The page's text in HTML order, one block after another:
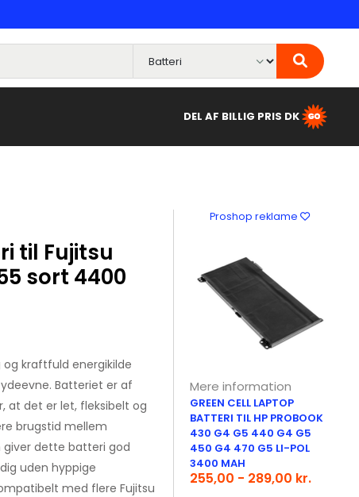
DEL AF BILLIG PRIS DK
til Fujitsu
sort 4400
kraftfuld energikilde
Batteriet er af
at det er let, fleksibelt og
brugstid mellem
giver dette batteri god
uden hyppige
med flere Fujitsu
Proshop reklame
Mere information
GREEN CELL LAPTOP
BATTERI TIL HP PROBOOK
430 G4 G5 440 G4 G5
450 G4 470 G5 LI-POL
3400 MAH
255,00 - 289,00 kr.